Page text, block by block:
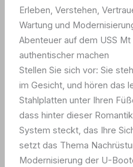
Erleben, Verstehen,
Wartung und
Abenteuer auf dem USS
authentischer machen
Stellen Sie sich vor: Sie
im Gesicht, und hören das
Stahlplatten unter Ihren
dass hinter dieser
System steckt, das Ihre
setzt das Thema
Modernisierung der U-